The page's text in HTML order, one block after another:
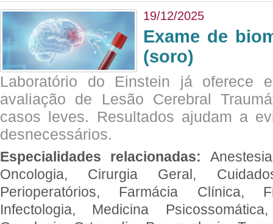
19/12/2025
Exame de
(soro)
Laboratório do Einstein já oferece
avaliação de Lesão Cerebral
casos leves. Resultados ajudam a
desnecessários.
Especialidades relacionadas:
Oncologia, Cirurgia Geral,
Perioperatórios, Farmácia Clínica,
Infectologia, Medicina